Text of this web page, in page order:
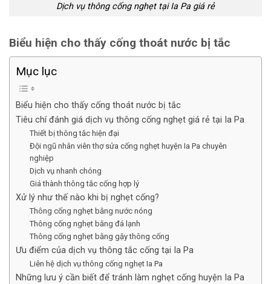
Dịch vụ thông cống nghẹt tại Ia Pa giá rẻ
Biểu hiện cho thấy cống thoát nước bị tắc
Mục lục
Biểu hiện cho thấy cống thoát nước bị tắc
Tiêu chí đánh giá dịch vụ thông cống nghẹt giá rẻ tại Ia Pa
Thiết bị thông tắc hiện đại
Đội ngũ nhân viên thợ sửa cống nghẹt huyện Ia Pa chuyên
nghiệp
Dịch vụ nhanh chóng
Giá thành thông tắc cống hợp lý
Xử lý như thế nào khi bị nghẹt cống?
Thông cống nghẹt bằng nước nóng
Thông cống nghẹt bằng đá lạnh
Thông cống nghẹt bằng gậy thông cống
Ưu điểm của dịch vụ thông tắc cống tại Ia Pa
Liên hệ dịch vụ thông cống nghẹt Ia Pa
Những lưu ý cần biết để tránh làm nghẹt cống huyện Ia Pa